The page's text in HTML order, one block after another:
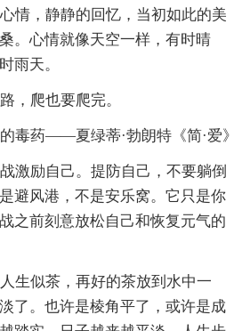
，静静的回忆，当初如此的美
。心情就像天空一样，有时晴
雨天。
爬也要爬完。
药——夏绿蒂·勃朗特《简·爱》
励自己。提防自己，不要躺倒
避风港，不是安乐窝。它只是你
之前刻意放松自己和恢复元气的
似茶，再好的茶放到水中一
了。也许是棱角平了，或许是成